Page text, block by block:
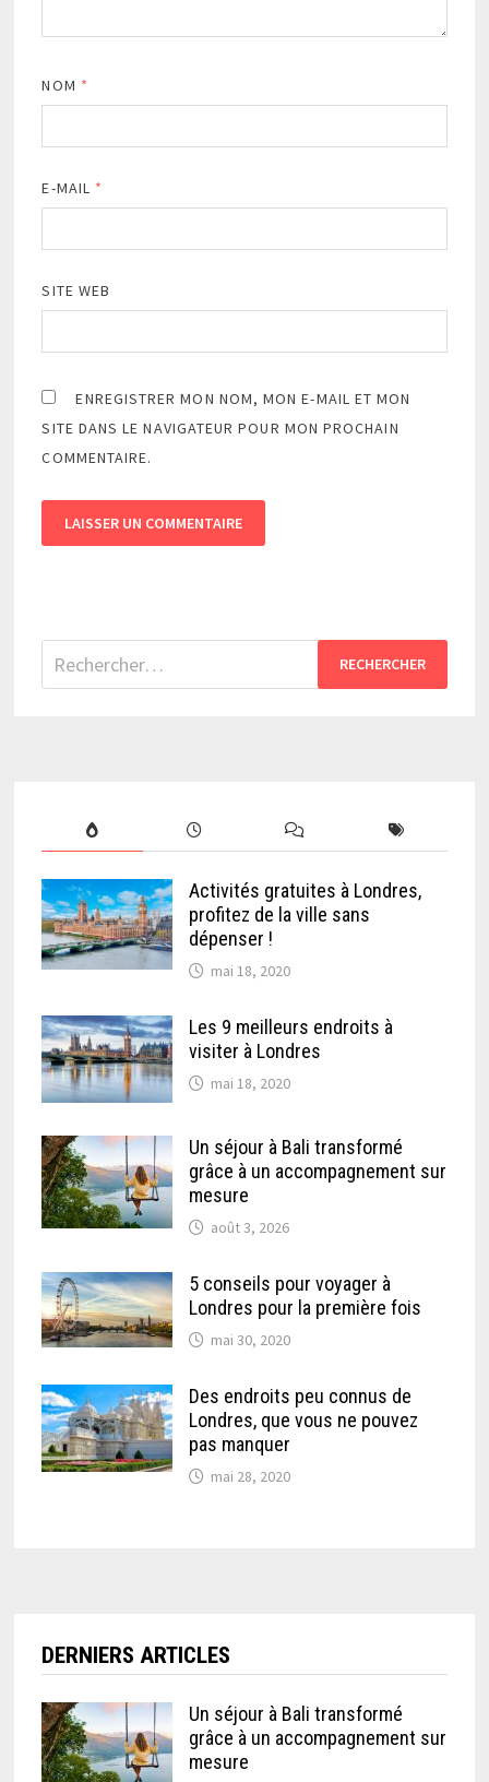
NOM *
E-MAIL *
SITE WEB
ENREGISTRER MON NOM, MON E-MAIL ET MON
SITE DANS LE NAVIGATEUR POUR MON PROCHAIN
COMMENTAIRE.
Rechercher :
Activités gratuites à Londres,
profitez de la ville sans
dépenser !
mai 18, 2020
Les 9 meilleurs endroits à
visiter à Londres
mai 18, 2020
Un séjour à Bali transformé
grâce à un accompagnement sur
mesure
août 3, 2026
5 conseils pour voyager à
Londres pour la première fois
mai 30, 2020
Des endroits peu connus de
Londres, que vous ne pouvez
pas manquer
mai 28, 2020
DERNIERS ARTICLES
Un séjour à Bali transformé
grâce à un accompagnement sur
mesure